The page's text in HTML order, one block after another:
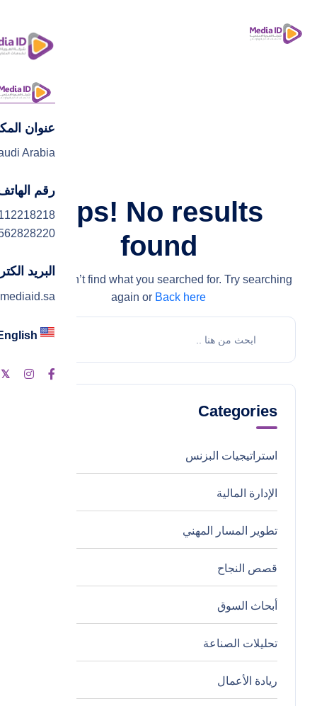
عنوان
Arabia
رقم
البريد
Ops! No results
found
We couldn’t find what you searched for. Try searching
again or Back here
Categories
استراتيجيات البزنس
الإدارة المالية
تطوير المسار المهني
قصص النجاح
أبحاث السوق
تحليلات الصناعة
ريادة الأعمال